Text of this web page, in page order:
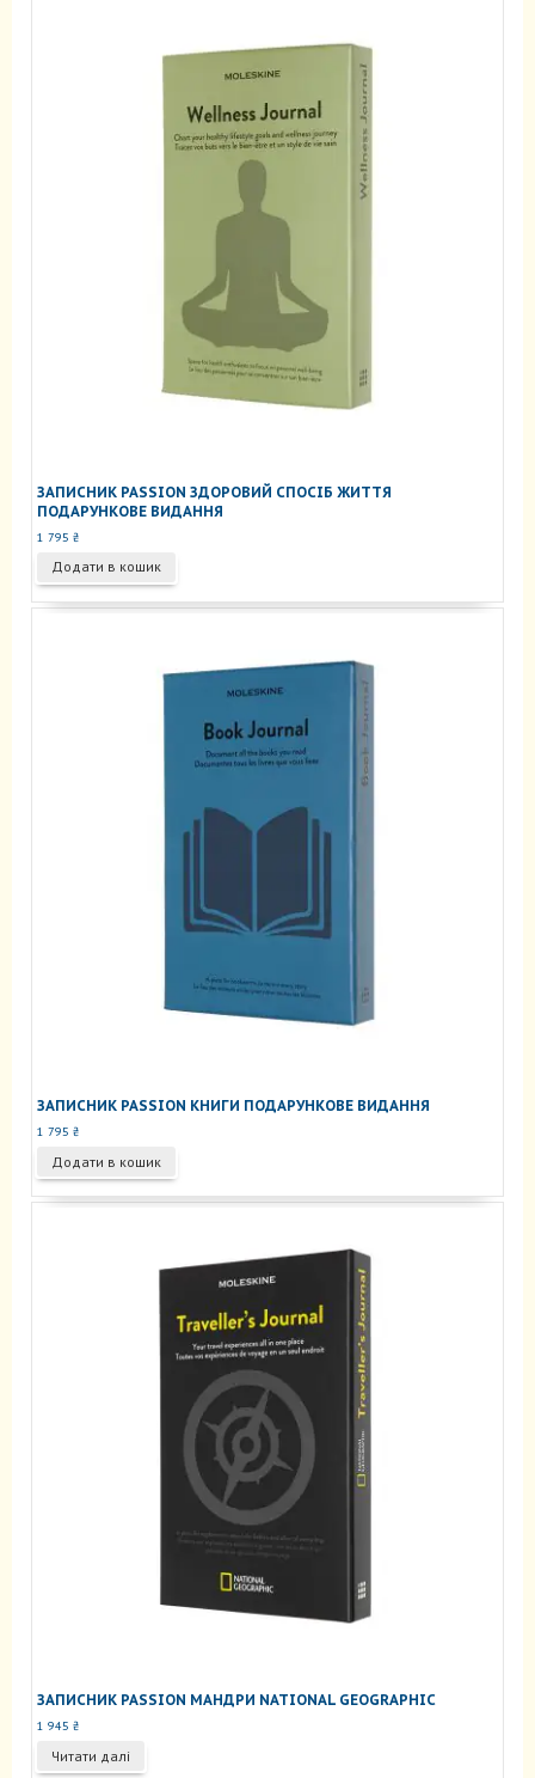
ЗАПИСНИК PASSION ЗДОРОВИЙ СПОСІБ ЖИТТЯ
ПОДАРУНКОВЕ ВИДАННЯ
1 795 ₴
Додати в кошик
ЗАПИСНИК PASSION КНИГИ ПОДАРУНКОВЕ ВИДАННЯ
1 795 ₴
Додати в кошик
ЗАПИСНИК PASSION МАНДРИ NATIONAL GEOGRAPHIC
1 945 ₴
Читати далі